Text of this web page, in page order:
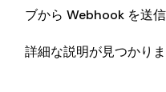
ブから Webhook を送信
詳細な説明が見つかり